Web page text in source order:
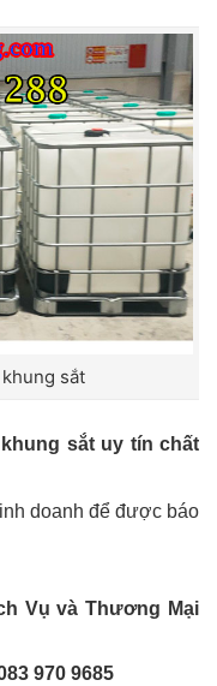
sắt
sắt uy tín chất
doanh để được báo
Vụ và Thương Mại
970 9685